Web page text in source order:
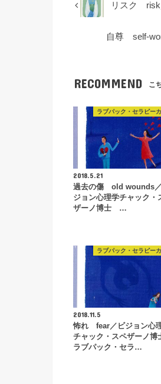
リスク risk
自尊 self-
RECOMMEND こ
ラブパック・セラピー
2018.5.21
過去の傷 old wounds
ジョン心理学チャック・
ザーノ博士 …
ラブパック・セラピー
2018.11.5
怖れ fear／ビジョン心
チャック・スペザーノ
ラブパック・セラ…